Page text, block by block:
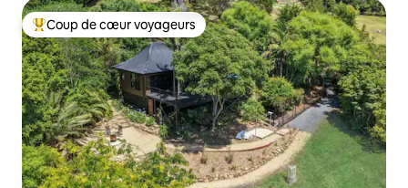
Coup de cœur voyageurs parmi les plus aimés
Coup de cœur voyageurs